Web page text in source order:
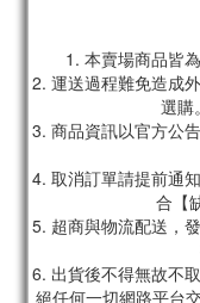
1. 本賣場商品皆
2. 運送過程難免造成
選購
3. 商品資訊以官方公
4. 取消訂單請提前通
合【
5. 超商與物流配送，
6. 出貨後不得無故不
絕任何一切網路平台